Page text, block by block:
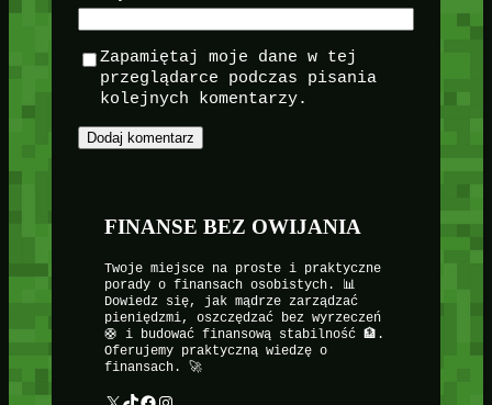
Zapamiętaj moje dane w tej
przeglądarce podczas pisania
kolejnych komentarzy.
FINANSE BEZ OWIJANIA
Twoje miejsce na proste i praktyczne
porady o finansach osobistych. 📊
Dowiedz się, jak mądrze zarządzać
pieniędzmi, oszczędzać bez wyrzeczeń
🛟 i budować finansową stabilność 🏦.
Oferujemy praktyczną wiedzę o
finansach. 🚀